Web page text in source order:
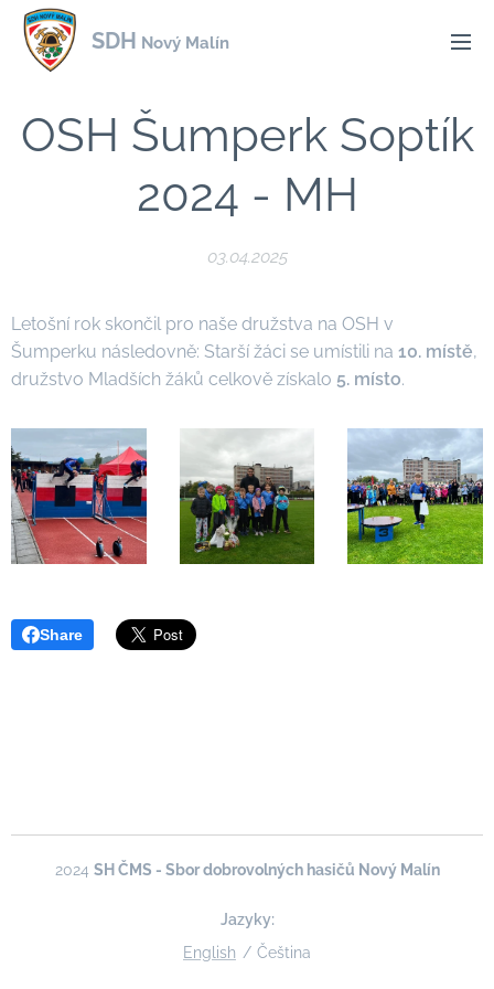
SDH Nový Malín
OSH Šumperk Soptík
2024 - MH
03.04.2025
Letošní rok skončil pro naše družstva na OSH v
Šumperku následovně: Starší žáci se umístili na 10. místě,
družstvo Mladších žáků celkově získalo 5. místo.
Share
2024 SH ČMS - Sbor dobrovolných hasičů Nový Malín
Jazyky
English
Čeština